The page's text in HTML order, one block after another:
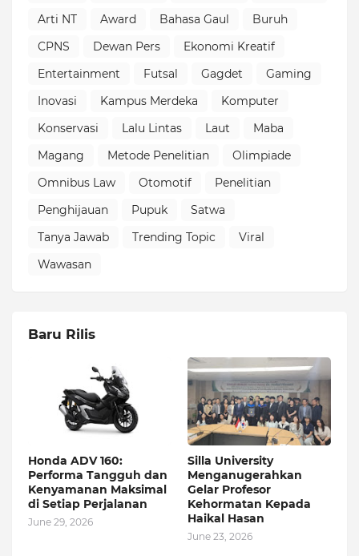
Arti NT
Award Bahasa Gaul
Buruh
CPNS
Dewan Pers
Ekonomi Kreatif
Entertainment
Futsal Gagdet
Gaming
Inovasi
Kampus Merdeka
Komputer
Konservasi
Lalu Lintas Laut
Maba
Magang
Metode Penelitian
Olimpiade
Omnibus Law
Otomotif
Penelitian
Penghijauan
Pupuk
Satwa
Tanya Jawab
Trending Topic
Viral
Wawasan
Baru Rilis
Honda ADV 160:
Performa Tangguh dan
Kenyamanan Maksimal
di Setiap Perjalanan
June 29, 2026
Silla University
Menganugerahkan
Gelar Profesor
Kehormatan Kepada
Haikal Hasan
June 23, 2026